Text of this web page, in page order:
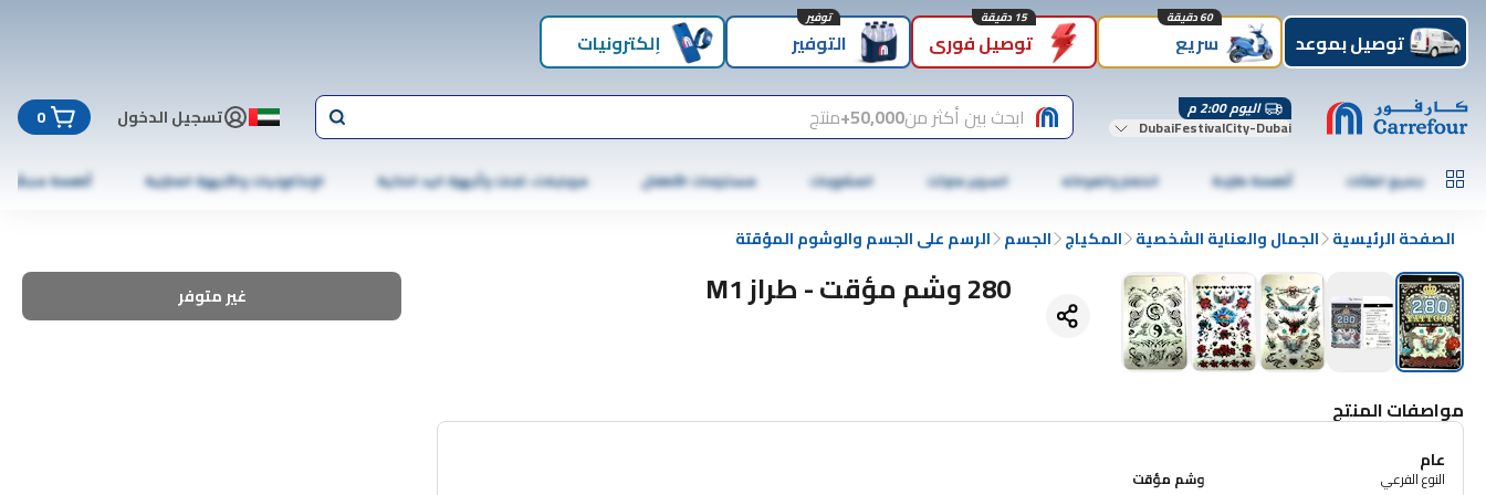
توصيل بموعد سريع
60 دقيقة
توصيل فوري
15 دقيقة
التوفير
توفير
إلكترونيات
اليوم 2:00 م
DubaiFestivalCity-Dubai ابحث بين أكثر من50,000+ منتج تسجيل الدخول 0
جميع الفئات أطعمة طازجة الخضار والفواكه السوبر ماركت المشروبات مستلزمات الأطفال موبايلات، تابلت وأجهزة اليد الذكية الإلكترونيات والأجهزة المنزلية أطعمة مجمّدة
الصفحة الرئيسية الجمال والعناية الشخصية المكياج الجسم الرسم على الجسم والوشوم المؤقتة
280 وشم مؤقت - طراز M1 غير متوفر
مواصفات المنتج
عام
النوع الفرعي وشم مؤقت